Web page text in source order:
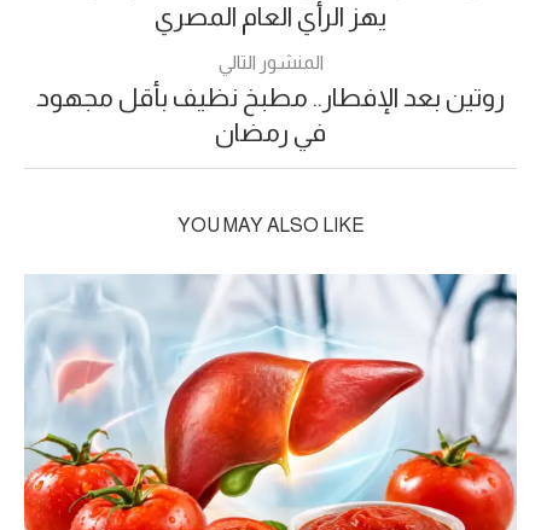
يهز الرأي العام المصري
المنشور التالي
روتين بعد الإفطار.. مطبخ نظيف بأقل مجهود
في رمضان
YOU MAY ALSO LIKE